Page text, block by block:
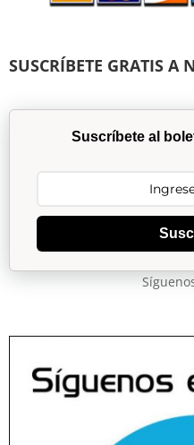
SUSCRÍBETE GRATIS A
Suscríbete al